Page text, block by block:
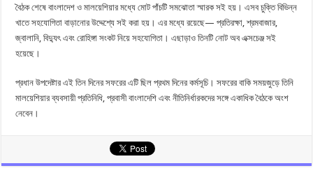
বৈঠক শেষে বাংলাদেশ ও মালয়েশিয়ার মধ্যে মোট পাঁচটি সমঝোতা স্মারক সই হয়। এসব চুক্তি বিভিন্ন
খাতে সহযোগিতা বাড়ানোর উদ্দেশ্যে সই করা হয়। এর মধ্যে রয়েছে— প্রতিরক্ষা, শ্রমবাজার,
জ্বালানি, বিদ্যুৎ এবং রোহিঙ্গা সংকট নিয়ে সহযোগিতা। এছাড়াও তিনটি নোট অব এক্সচেঞ্জ সই
হয়েছে।
প্রধান উপদেষ্টার এই তিন দিনের সফরের এটি ছিল প্রথম দিনের কর্মসূচি। সফরের বাকি সময়জুড়ে তিনি
মালয়েশিয়ার ব্যবসায়ী প্রতিনিধি, প্রবাসী বাংলাদেশি এবং নীতিনির্ধারকদের সঙ্গে একাধিক বৈঠকে অংশ
নেবেন।